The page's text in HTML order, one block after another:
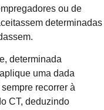
ou de
determinadas
determinada
uma dada
recorrer à
CT, deduzindo